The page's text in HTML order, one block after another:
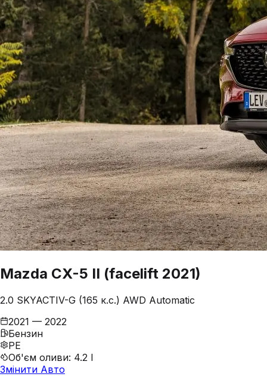
Mazda CX-5 II (facelift 2021)
2.0 SKYACTIV-G (165 к.с.) AWD Automatic
2021 — 2022
Бензин
PE
Об'єм оливи: 4.2 l
Змінити Авто